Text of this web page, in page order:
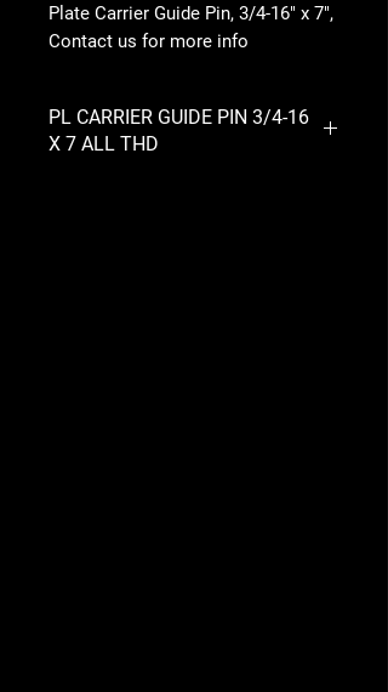
Plate Carrier Guide Pin, 3/4-16" x 7",
Contact us for more info
PL CARRIER GUIDE PIN 3/4-16
X 7 ALL THD